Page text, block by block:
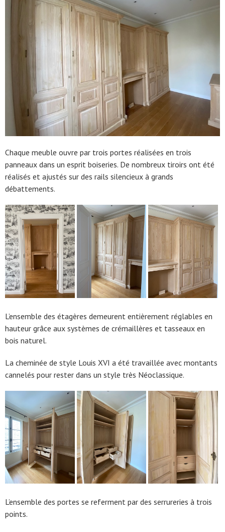
Chaque meuble ouvre par trois portes réalisées en trois
panneaux dans un esprit boiseries. De nombreux tiroirs ont été
réalisés et ajustés sur des rails silencieux à grands
débattements.
L’ensemble des étagères demeurent entièrement réglables en
hauteur grâce aux systèmes de crémaillères et tasseaux en
bois naturel.
La cheminée de style Louis XVI a été travaillée avec montants
cannelés pour rester dans un style très Néoclassique.
L’ensemble des portes se referment par des serrureries à trois
points.